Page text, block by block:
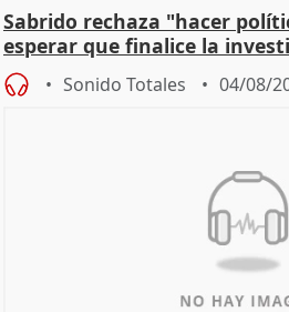
Sabrido rechaza "hacer
esperar que finalice la
Sonido Totales 04/08/